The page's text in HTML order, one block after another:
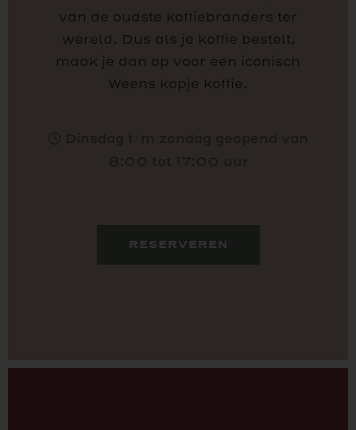
van de oudste koffiebranders ter
wereld. Dus als je koffie bestelt,
maak je dan op voor een iconisch
Weens kopje koffie.
RESERVEREN